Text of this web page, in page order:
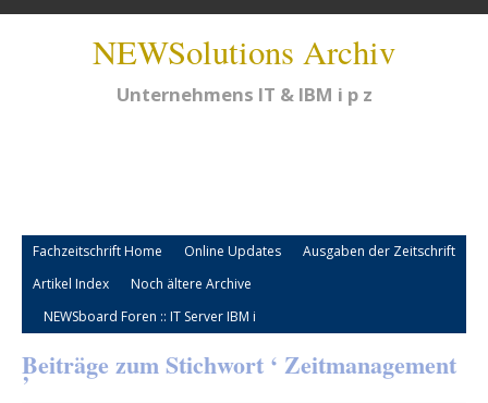
NEWSolutions Archiv
Unternehmens IT & IBM i p z
Fachzeitschrift Home Online Updates
Ausgaben der Zeitschrift
Artikel Index
Noch ältere Archive
NEWSboard Foren :: IT Server IBM i
Beiträge zum Stichwort ‘ Zeitmanagement
’